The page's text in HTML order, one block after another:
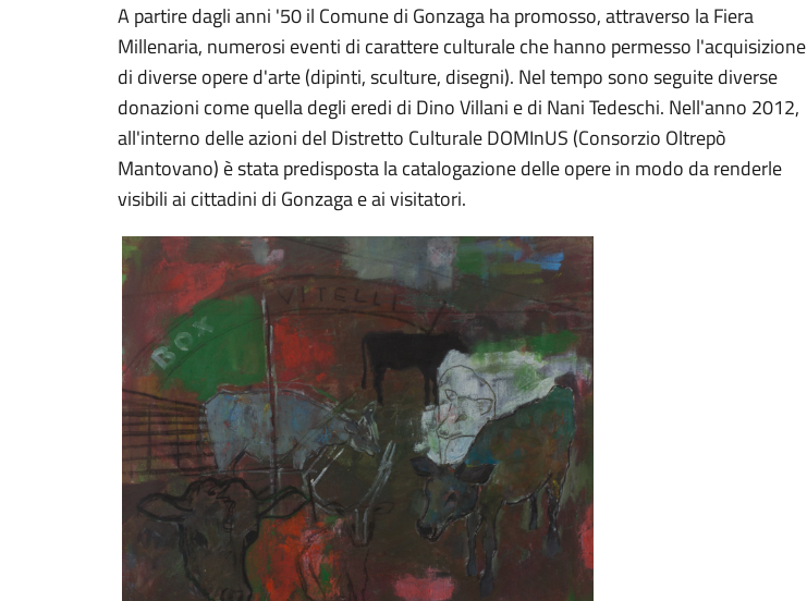
A partire dagli anni '50 il Comune di Gonzaga ha promosso, attraverso la Fiera
Millenaria, numerosi eventi di carattere culturale che hanno permesso l'acquisizione
di diverse opere d'arte (dipinti, sculture, disegni). Nel tempo sono seguite diverse
donazioni come quella degli eredi di Dino Villani e di Nani Tedeschi. Nell'anno 2012,
all'interno delle azioni del Distretto Culturale DOMInUS (Consorzio Oltrepò
Mantovano) è stata predisposta la catalogazione delle opere in modo da renderle
visibili ai cittadini di Gonzaga e ai visitatori.